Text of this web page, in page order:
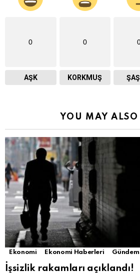
0
AŞK
0
KORKMUŞ
YOU MAY ALSO
Ekonomi Ekonomi Haberleri Gündem
İşsizlik rakamları açıklandı!